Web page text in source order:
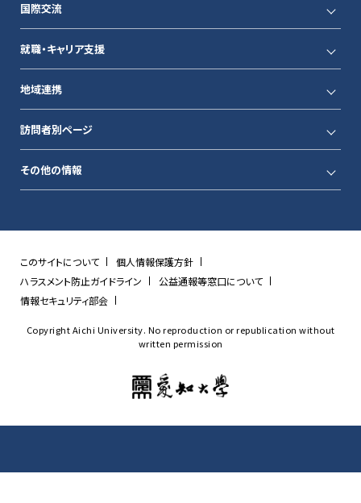
国際交流
就職・キャリア支援
地域連携
訪問者別ページ
その他の情報
このサイトについて
個人情報保護方針
ハラスメント防止ガイドライン
公益通報等窓口について
情報セキュリティ部会
Copyright Aichi University. No reproduction or republication without
written permission